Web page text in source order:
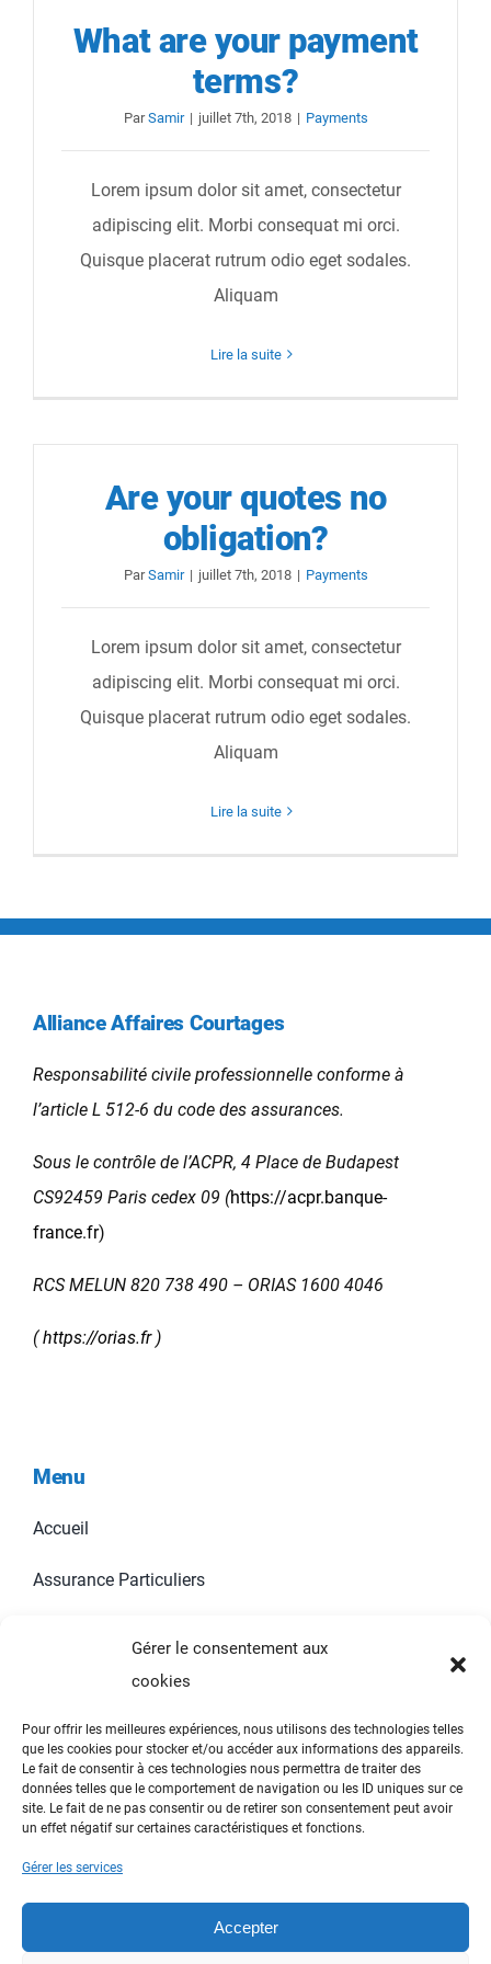
Gérer le consentement aux
cookies
Pour offrir les meilleures expériences, nous utilisons des technologies telles
que les cookies pour stocker et/ou accéder aux informations des appareils.
Le fait de consentir à ces technologies nous permettra de traiter des
données telles que le comportement de navigation ou les ID uniques sur ce
site. Le fait de ne pas consentir ou de retirer son consentement peut avoir
un effet négatif sur certaines caractéristiques et fonctions.
Gérer les services
Accepter
Carte GriseWhat are your payment
terms?
ParSamir | juillet 7th, 2018 | Payments
Lorem ipsum dolor sit amet, consectetur
adipiscing elit. Morbi consequat mi orci.
Quisque placerat rutrum odio eget sodales.
Aliquam
Lire la suite
Are your quotes no
obligation?
ParSamir | juillet 7th, 2018 | Payments
Lorem ipsum dolor sit amet, consectetur
adipiscing elit. Morbi consequat mi orci.
Quisque placerat rutrum odio eget sodales.
Aliquam
Lire la suite
Alliance Affaires Courtages
Responsabilité civile professionnelle conforme à
l’article L 512-6 du code des assurances.
Sous le contrôle de l’ACPR, 4 Place de Budapest
CS92459 Paris cedex 09 (https://acpr.banque-
france.fr)
RCS MELUN 820 738 490 – ORIAS 1600 4046
(https://orias.fr)
Menu
Accueil
Assurance Particuliers
Informations
Toggle
Mentions Légales